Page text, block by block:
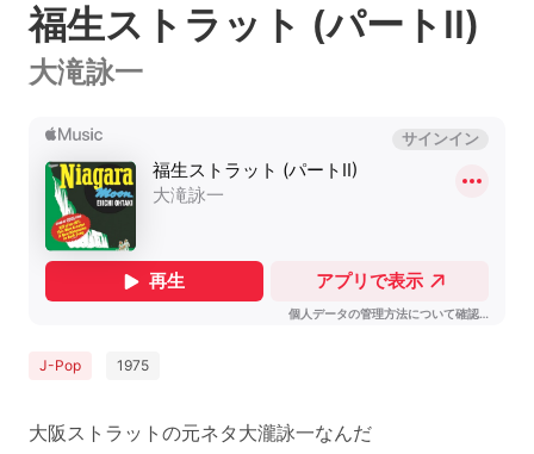
福生ストラット (パートII)
大滝詠一
J-Pop 1975
大阪ストラットの元ネタ大瀧詠一なんだ